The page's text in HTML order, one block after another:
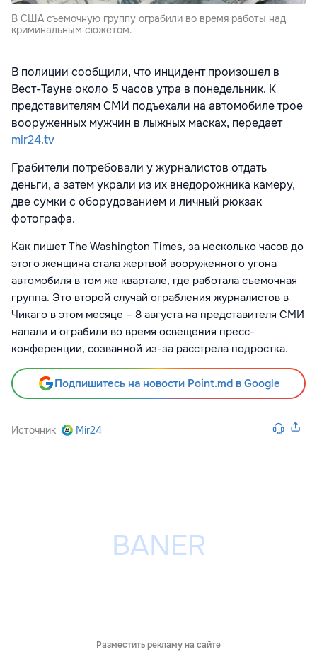
В США съемочную группу ограбили во время работы над
криминальным сюжетом.
В полиции сообщили, что инцидент произошел в
Вест-Тауне около 5 часов утра в понедельник. К
представителям СМИ подъехали на автомобиле трое
вооруженных мужчин в лыжных масках, передает
mir24.tv
Грабители потребовали у журналистов отдать
деньги, а затем украли из их внедорожника камеру,
две сумки с оборудованием и личный рюкзак
фотографа.
Как пишет The Washington Times, за несколько часов до
этого женщина стала жертвой вооруженного угона
автомобиля в том же квартале, где работала съемочная
группа. Это второй случай ограбления журналистов в
Чикаго в этом месяце – 8 августа на представителя СМИ
напали и ограбили во время освещения пресс-
конференции, созванной из-за расстрела подростка.
Подпишитесь на новости Point.md в Google
Источник Mir24
Разместить рекламу на сайте